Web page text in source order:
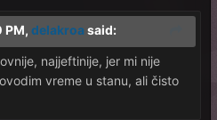
PM, delakroa said:
najjeftinije, jer mi nije
vreme u stanu, ali čisto